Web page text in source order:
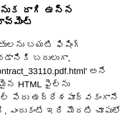
దాగి ఉన్న
బయటి ఫిషింగ్
బదులుగా,
అనే
HTML ఫైల్‌ను
పేరు ఉద్దేశపూర్వకంగానే
ఎందుకంటే ఇది మొదటి చూపులో